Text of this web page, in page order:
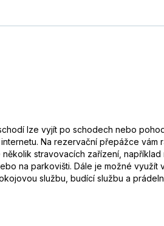
lze vyjít po schodech nebo
Na rezervační přepážce
stravovacích zařízení,
na parkovišti. Dále je možné
službu, budící službu a